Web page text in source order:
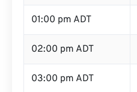
01:00 pm ADT
02:00 pm ADT
03:00 pm ADT